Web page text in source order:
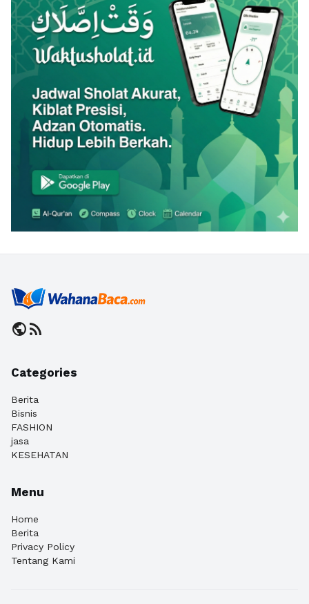
publicrss_feed
Categories
Berita
Bisnis
FASHION
jasa
KESEHATAN
Menu
Home
Berita
Privacy Policy
Tentang Kami